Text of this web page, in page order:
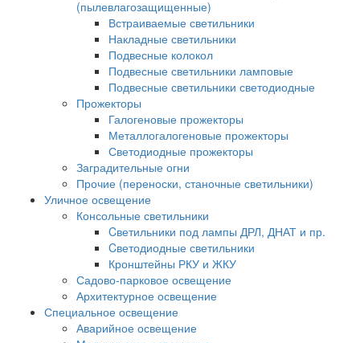
(пылевлагозащищенные)
Встраиваемые светильники
Накладные светильники
Подвесные колокол
Подвесные светильники ламповые
Подвесные светильники светодиодные
Прожекторы
Галогеновые прожекторы
Металлогалогеновые прожекторы
Светодиодные прожекторы
Заградительные огни
Прочие (переноски, станочные светильники)
Уличное освещение
Консольные светильники
Cветильники под лампы ДРЛ, ДНАТ и пр.
Cветодиодные светильники
Кронштейны РКУ и ЖКУ
Садово-парковое освещение
Архитектурное освещение
Специальное освещение
Аварийное освещение